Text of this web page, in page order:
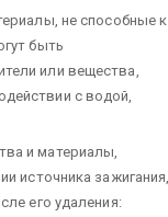
не способные к
быть
или вещества,
с водой,
и материалы,
источника
его удаления: